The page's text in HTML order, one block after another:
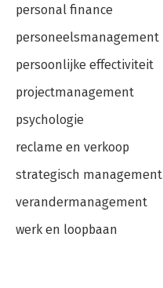
personal finance
personeelsmanagement
persoonlijke effectiviteit
projectmanagement
psychologie
reclame en verkoop
strategisch management
verandermanagement
werk en loopbaan